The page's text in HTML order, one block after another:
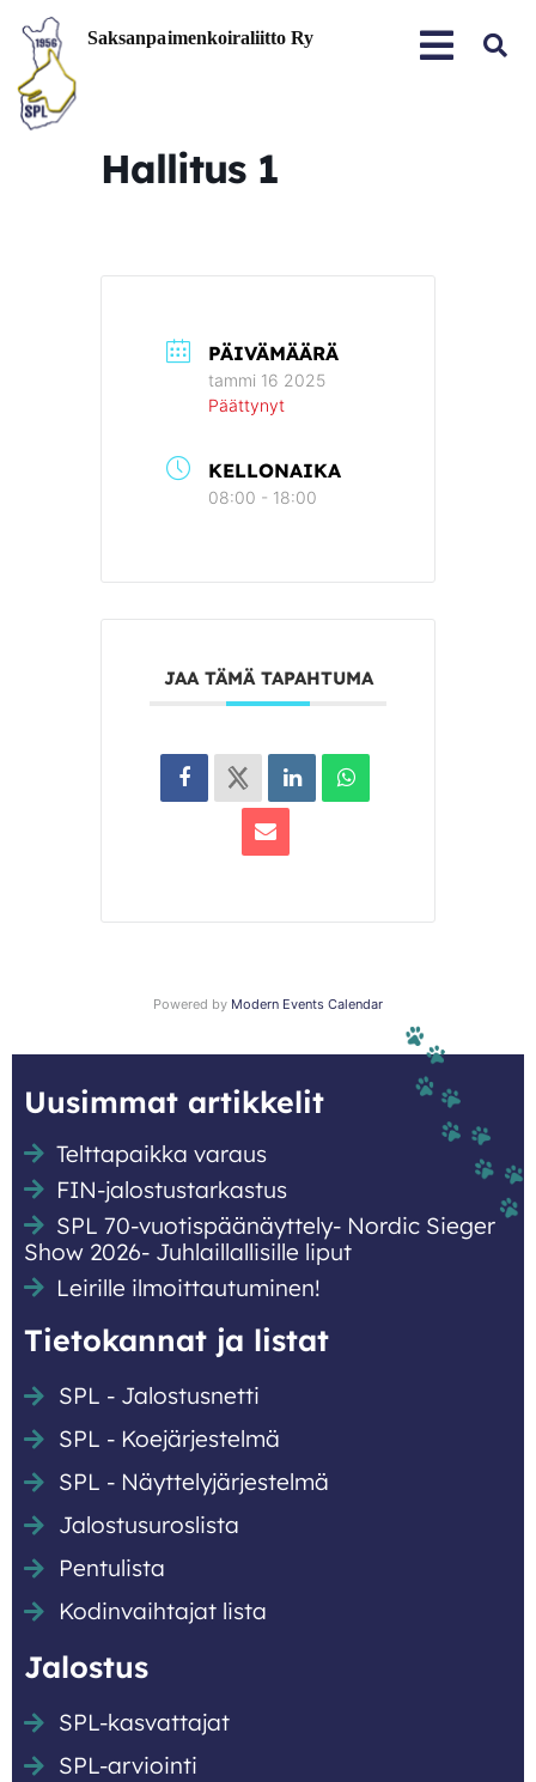
Hallitus 1
PÄIVÄMÄÄRÄ
tammi 16 2025
Päättynyt
KELLONAIKA
08:00 - 18:00
JAA TÄMÄ TAPAHTUMA
Powered by Modern Events Calendar
Uusimmat artikkelit
Telttapaikka varaus
FIN-jalostustarkastus
SPL 70-vuotispäänäyttely- Nordic Sieger
Show 2026- Juhlaillallisille liput
Leirille ilmoittautuminen!
Tietokannat ja listat
SPL - Jalostusnetti
SPL - Koejärjestelmä
SPL - Näyttely­järjestelmä
Jalostusuroslista
Pentulista
Kodinvaihtajat lista
Jalostus
SPL-kasvattajat
SPL-arviointi